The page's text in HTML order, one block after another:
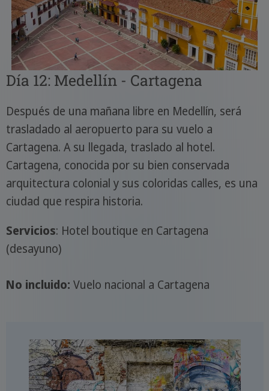
Día 12: Medellín - Cartagena
Después de una mañana libre en Medellín, será
trasladado al aeropuerto para su vuelo a
Cartagena. A su llegada, traslado al hotel.
Cartagena, conocida por su bien conservada
arquitectura colonial y sus coloridas calles, es una
ciudad que respira historia.
Servicios: Hotel boutique en Cartagena
(desayuno)
No incluido: Vuelo nacional a Cartagena